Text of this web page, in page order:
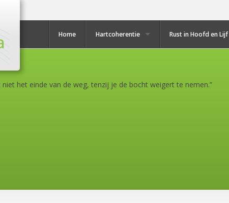
Home Hartcoherentie Rust in Hoofd en Lijf
het einde van de weg, tenzij je de bocht weigert te nemen.”